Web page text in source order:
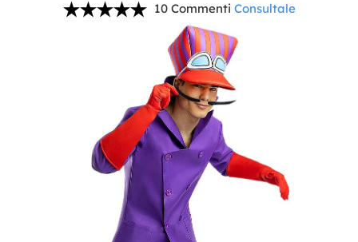
10 Commenti Consultale